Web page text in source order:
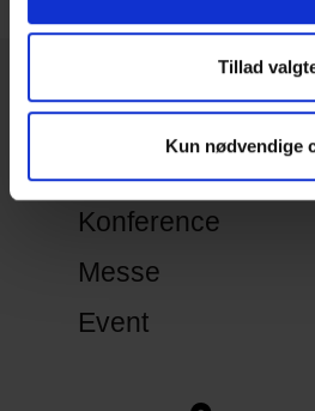
Tillad
Kun nødvendige
Generelt
Konference
Messe
Event